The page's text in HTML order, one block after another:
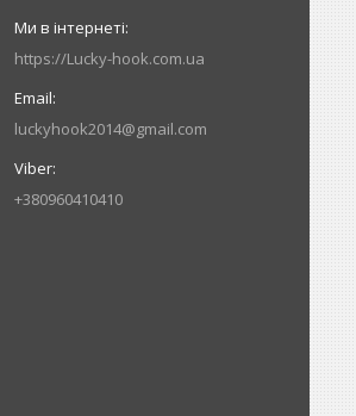
https://Lucky-hook.com.ua
luckyhook2014@gmail.com
+380960410410